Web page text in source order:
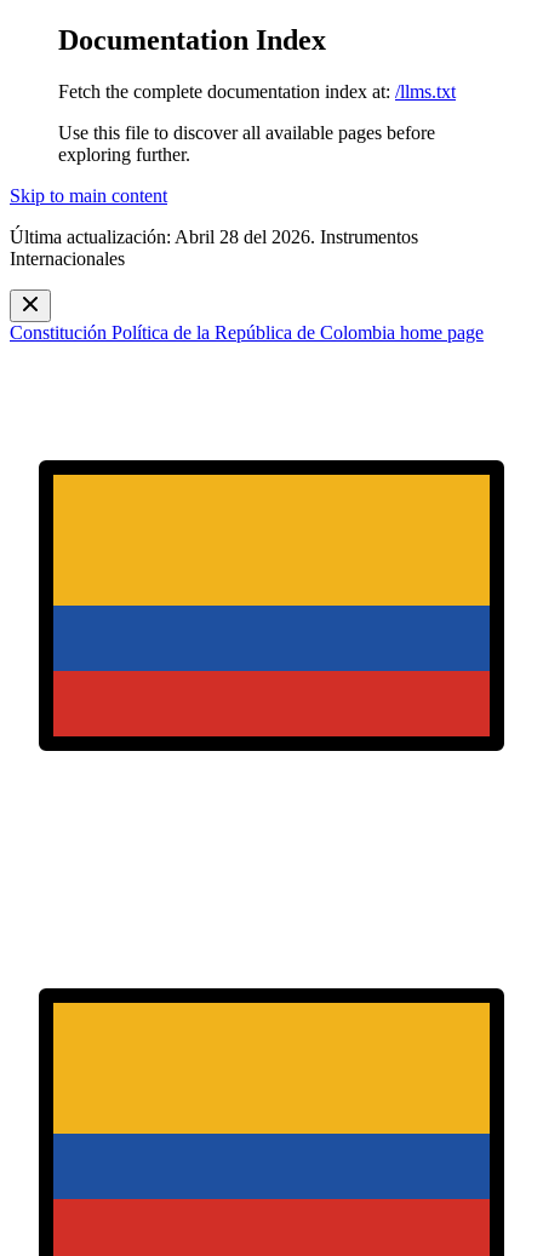
Documentation Index
Fetch the complete documentation index at: /llms.txt
Use this file to discover all available pages before
exploring further.
Skip to main content
Última actualización: Abril 28 del 2026. Instrumentos
Internacionales
Constitución Política de la República de Colombia home page